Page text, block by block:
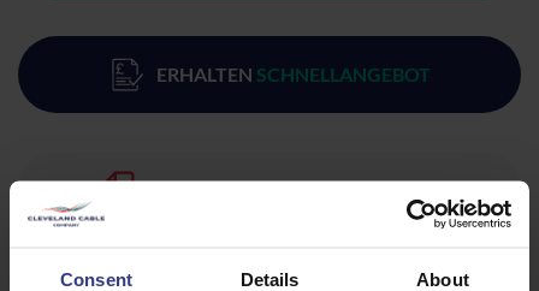
Consent Details About
ERHALTEN SCHNELLANGEBOT
HERUNTERLADENDATENBLATT